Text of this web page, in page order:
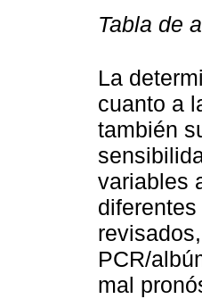
Tabla de
La
cuanto a
también
variables
PCR/
mal